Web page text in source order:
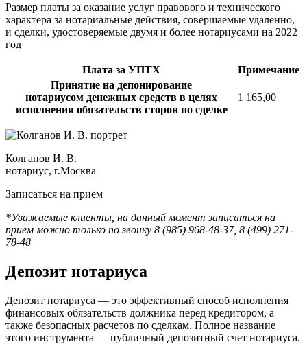
Размер платы за оказание услуг правового и технического
характера за нотариальные действия, совершаемые удаленно,
и сделки, удостоверяемые двумя и более нотариусами на 2022
год
Плата за УПТХ
Примечание
Принятие на депонирование
нотариусом денежных средств в целях
исполнения обязательств сторон по сделке
1 165,00
Колганов И. В.
нотариус, г.Москва
Записаться на прием
*Уважаемые клиенты, на данный момент записаться на
прием можно только по звонку 8 (985) 968-48-37, 8 (499) 271-
78-48
Депозит нотариуса
Депозит нотариуса — это эффективный способ исполнения
финансовых обязательств должника перед кредитором, а
также безопасных расчетов по сделкам. Полное название
этого инструмента — публичный депозитный счет нотариуса.